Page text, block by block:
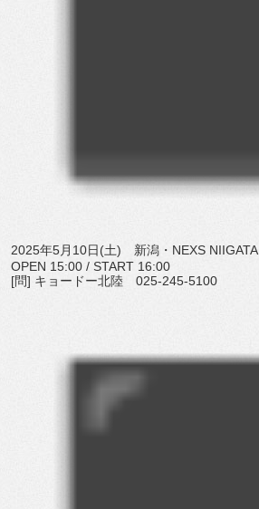
2025年5月10日(土) 新潟・NEXS NIIGATA
OPEN 15:00 / START 16:00
[問] キョードー北陸 025-245-5100